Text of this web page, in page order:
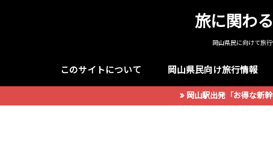
旅に関わる
岡山県民に向けて旅
このサイトについて 岡山県民向け旅行情報
岡山駅出発「お得な新